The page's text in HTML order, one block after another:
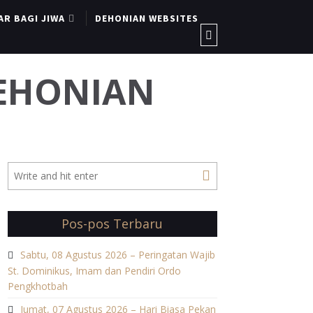
BAGI JIWA DEHONIAN WEBSITES
Pos-pos Terbaru
Sabtu, 08 Agustus 2026 – Peringatan Wajib
St. Dominikus, Imam dan Pendiri Ordo
Pengkhotbah
Jumat, 07 Agustus 2026 – Hari Biasa Pekan